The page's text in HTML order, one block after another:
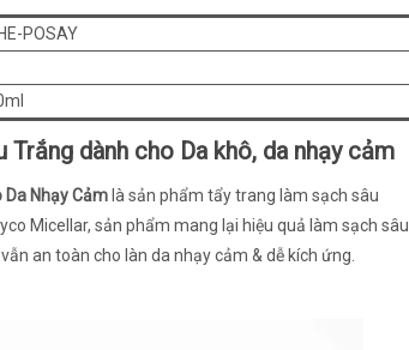
POSAY
dành cho Da khô, da nhạy cảm
Da Nhạy Cảm là sản phẩm tẩy trang làm sạch sâu
Micellar, sản phẩm mang lại hiệu quả làm sạch sâu
an toàn cho làn da nhạy cảm & dễ kích ứng.